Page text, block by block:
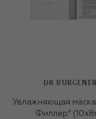
DR BURGENER
Увлажняющая
Филлер"